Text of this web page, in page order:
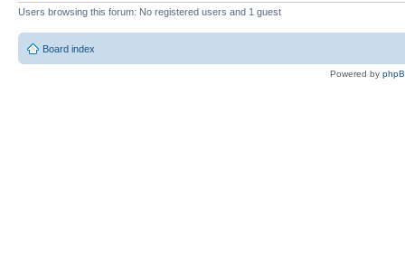
Users browsing this forum: No registered users and 1 guest
Board index
Powered by